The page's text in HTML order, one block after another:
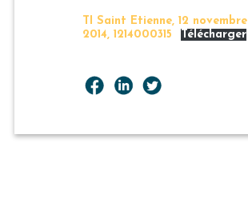
TI Saint Etienne, 12 novembre
2014, 1214000315
Télécharger